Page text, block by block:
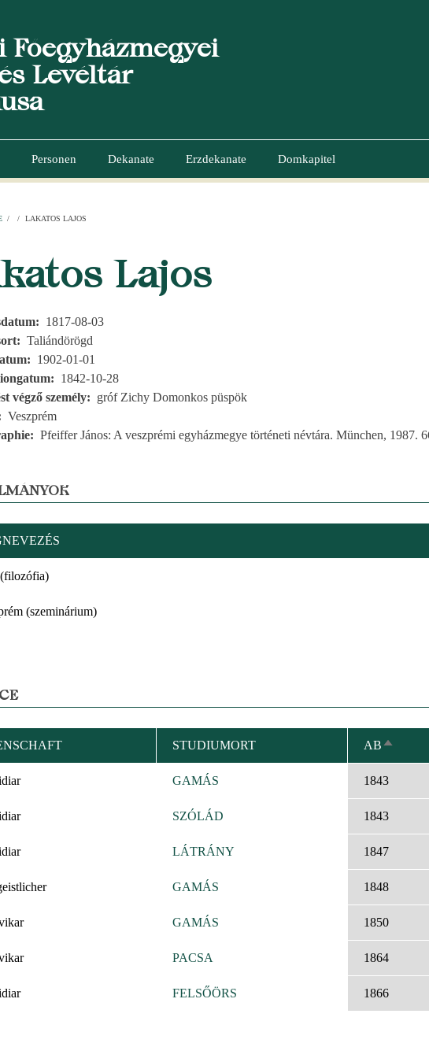
Főegyházmegyei
Levéltár
Personen Dekanate Erzdekanate Domkapitel
/ / LAKATOS LAJOS
Lajos
1817-08-03
Taliándörögd
1902-01-01
1842-10-28
végző személy
gróf Zichy Domonkos püspök
Veszprém
Pfeiffer János: A veszprémi egyházmegye történeti névtára. München, 1987.
(szeminárium)
STUDIUMORT AB
GAMÁS 1843
SZÓLÁD 1843
LÁTRÁNY 1847
GAMÁS 1848
GAMÁS 1850
PACSA 1864
FELSŐÖRS 1866